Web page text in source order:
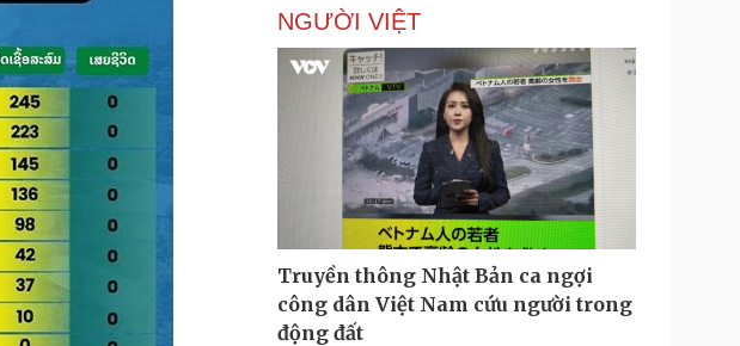
NGƯỜI VIỆT
Truyền thông Nhật Bản ca ngợi
công dân Việt Nam cứu người trong
động đất